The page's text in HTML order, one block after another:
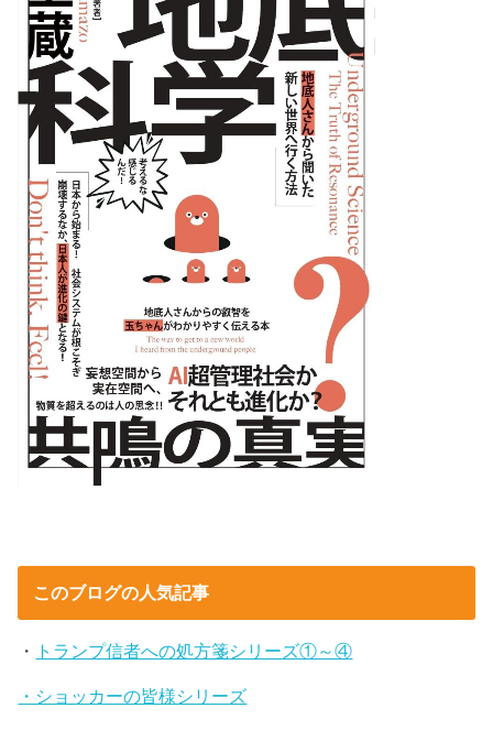
このブログの人気記事
・ トランプ信者への処方箋シリーズ①～④
・ショッカーの皆様シリーズ